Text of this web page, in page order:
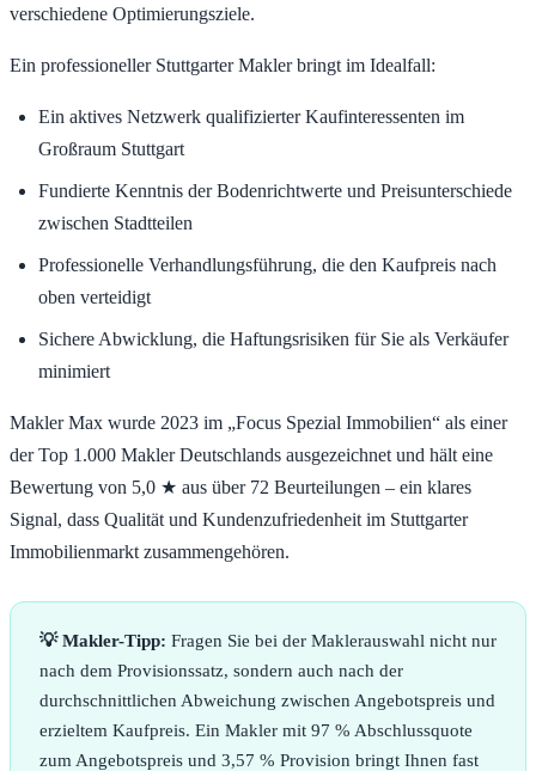
verschiedene Optimierungsziele.
Ein professioneller Stuttgarter Makler bringt im Idealfall:
Ein aktives Netzwerk qualifizierter Kaufinteressenten im
Großraum Stuttgart
Fundierte Kenntnis der Bodenrichtwerte und Preisunterschiede
zwischen Stadtteilen
Professionelle Verhandlungsführung, die den Kaufpreis nach
oben verteidigt
Sichere Abwicklung, die Haftungsrisiken für Sie als Verkäufer
minimiert
Makler Max wurde 2023 im „Focus Spezial Immobilien“ als einer
der Top 1.000 Makler Deutschlands ausgezeichnet und hält eine
Bewertung von 5,0 ★ aus über 72 Beurteilungen – ein klares
Signal, dass Qualität und Kundenzufriedenheit im Stuttgarter
Immobilienmarkt zusammengehören.
💡 Makler-Tipp: Fragen Sie bei der Maklerauswahl nicht nur
nach dem Provisionssatz, sondern auch nach der
durchschnittlichen Abweichung zwischen Angebotspreis und
erzieltem Kaufpreis. Ein Makler mit 97 % Abschlussquote
zum Angebotspreis und 3,57 % Provision bringt Ihnen fast